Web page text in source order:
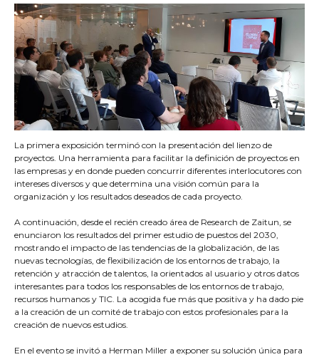
La primera exposición terminó con la presentación del lienzo de
proyectos. Una herramienta para facilitar la definición de proyectos en
las empresas y en donde pueden concurrir diferentes interlocutores con
intereses diversos y que determina una visión común para la
organización y los resultados deseados de cada proyecto.
A continuación, desde el recién creado área de Research de Zaitun, se
enunciaron los resultados del primer estudio de puestos del 2030,
mostrando el impacto de las tendencias de la globalización, de las
nuevas tecnologías, de flexibilización de los entornos de trabajo, la
retención y atracción de talentos, la orientados al usuario y otros datos
interesantes para todos los responsables de los entornos de trabajo,
recursos humanos y TIC. La acogida fue más que positiva y ha dado pie
a la creación de un comité de trabajo con estos profesionales para la
creación de nuevos estudios.
En el evento se invitó a Herman Miller a exponer su solución única para